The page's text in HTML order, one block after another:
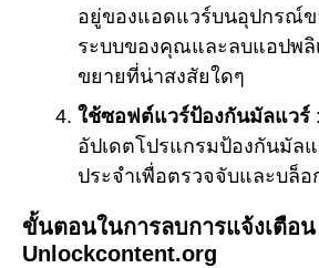
อยู่ของแอดแวร์บนอุปกรณ์
ระบบของคุณและลบแอปพลิ
ขยายที่น่าสงสัยใดๆ
ใช้ซอฟต์แวร์ป้องกันมัลแวร์
อัปเดตโปรแกรมป้องกันมัล
ประจำเพื่อตรวจจับและบล็
ขั้นตอนในการลบการแจ้งเตือน
Unlockcontent.org